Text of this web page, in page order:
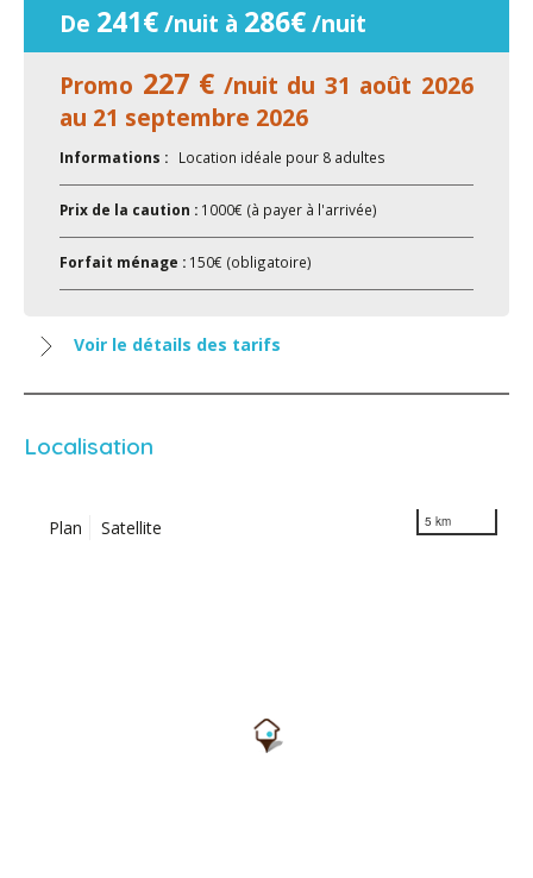
De 241€/nuit à 286€/nuit
Promo 227 € /nuit du 31 août 2026
au 21 septembre 2026
Informations : Location idéale pour 8 adultes
Prix de la caution : 1000€ (à payer à l'arrivée)
Forfait ménage : 150€ (obligatoire)
Voir le détails des tarifs
Localisation
Plan Satellite 5 km